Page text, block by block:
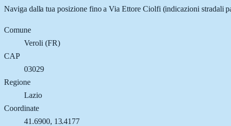
Naviga dalla tua posizione fino aVia Ettore Ciolfi (indicazioni stradali
Comune
Veroli (FR)
CAP
03029
Regione
Lazio
Coordinate
41.6900, 13.4177